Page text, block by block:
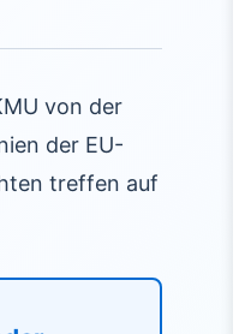
von der
der EU-
treffen auf